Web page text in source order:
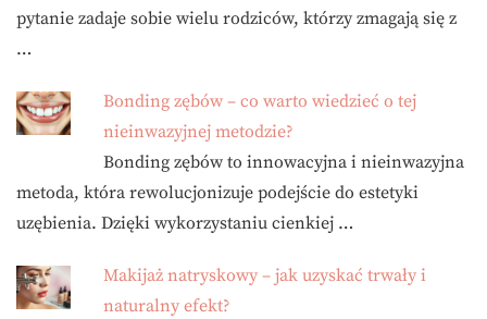
pytanie zadaje sobie wielu rodziców, którzy zmagają się z
…
Bonding zębów – co warto wiedzieć o tej
nieinwazyjnej metodzie?
Bonding zębów to innowacyjna i nieinwazyjna
metoda, która rewolucjonizuje podejście do estetyki
uzębienia. Dzięki wykorzystaniu cienkiej …
Makijaż natryskowy – jak uzyskać trwały i
naturalny efekt?